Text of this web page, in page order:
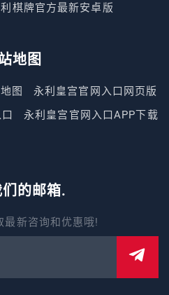
棋牌官方最新安卓版
地图
图
永利皇宫官网入口网页版
永利皇宫官网入口APP下载
的邮箱.
最新咨询和优惠哦!